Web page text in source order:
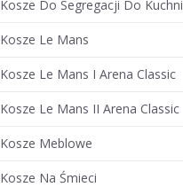
Kosze Do Segregacji Do Kuchni
Kosze Le Mans
Kosze Le Mans I Arena Classic
Kosze Le Mans II Arena Classic
Kosze Meblowe
Kosze Na Śmieci